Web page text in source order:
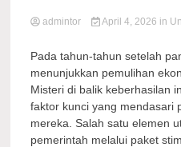
admintor April 4, 2026 in
Pada tahun-tahun setelah
menunjukkan pemulihan
Misteri di balik keberhasilan
faktor kunci yang mendasari
mereka. Salah satu elemen
pemerintah melalui paket